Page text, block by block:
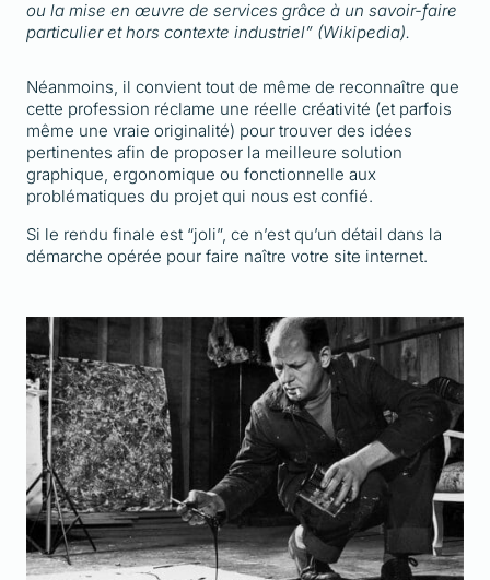
ou la mise en œuvre de services grâce à un savoir-faire
particulier et hors contexte industriel” (Wikipedia).
Néanmoins, il convient tout de même de reconnaître que
cette profession réclame une réelle créativité (et parfois
même une vraie originalité) pour trouver des idées
pertinentes afin de proposer la meilleure solution
graphique, ergonomique ou fonctionnelle aux
problématiques du projet qui nous est confié.
Si le rendu finale est “joli”, ce n’est qu’un détail dans la
démarche opérée pour faire naître votre site internet.